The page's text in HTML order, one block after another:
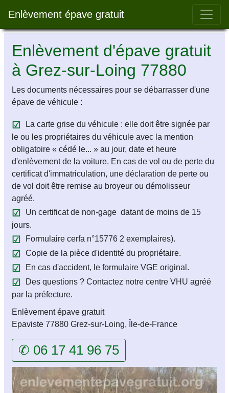
Enlèvement épave gratuit Bar
Enlèvement d'épave gratuit
à Grez-sur-Loing 77880
Les documents nécessaires pour se débarrasser d'une
épave de véhicule :
La carte grise du véhicule : elle doit être signée par
le ou les propriétaires du véhicule avec la mention
obligatoire « cédé le... » au jour, date et heure
d'enlèvement de la voiture. En cas de vol ou de perte du
certificat d'immatriculation, une déclaration de perte ou
de vol doit être remise au broyeur ou démolisseur
agréé.
Un certificat de non-gage datant de moins de 15
jours.
Formulaire cerfa n°15776 2 exemplaires).
Copie de la pièce d'identité du propriétaire.
En cas d'accident, le formulaire VGE original.
Des questions ? Contactez notre centre VHU agréé
par la préfecture.
Enlèvement épave gratuit
Epaviste 77880 Grez-sur-Loing, Île-de-France
✆ 06 17 41 96 75